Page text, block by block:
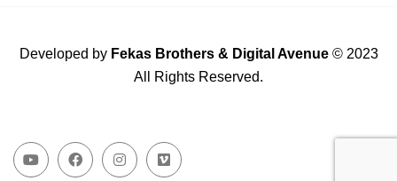
Developed by Fekas Brothers& Digital Avenue© 2023
All Rights Reserved.